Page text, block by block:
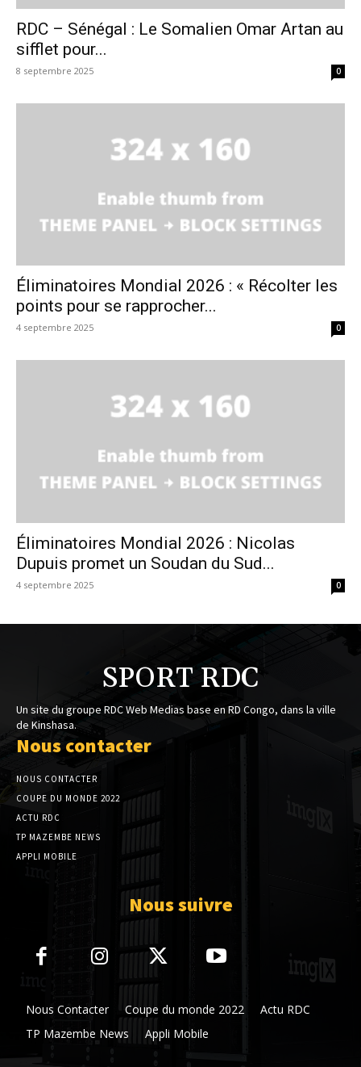
RDC – Sénégal : Le Somalien Omar Artan au
sifflet pour...
8 septembre 2025 0
Éliminatoires Mondial 2026 : « Récolter les
points pour se rapprocher...
4 septembre 2025 0
Éliminatoires Mondial 2026 : Nicolas
Dupuis promet un Soudan du Sud...
4 septembre 2025 0
SPORT RDC
Un site du groupe RDC Web Medias base en RD Congo, dans la ville
de Kinshasa.
Nous contacter
NOUS CONTACTER
COUPE DU MONDE 2022
ACTU RDC
TP MAZEMBE NEWS
APPLI MOBILE
Nous suivre
Nous Contacter Coupe du monde 2022
Actu RDC
TP Mazembe News
Appli Mobile